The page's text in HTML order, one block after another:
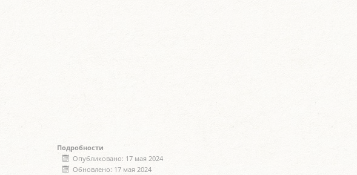
Подробности
Опубликовано: 17 мая 2024
Обновлено: 17 мая 2024